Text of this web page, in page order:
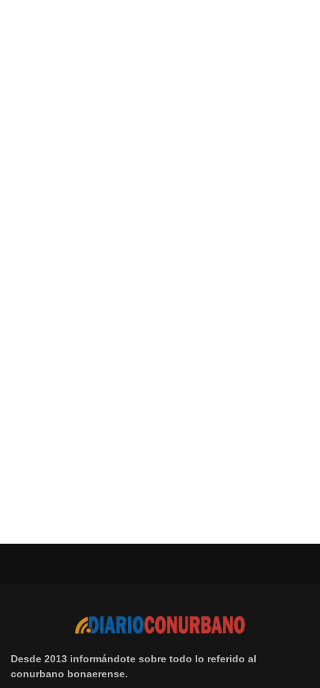
Desde 2013 informándote sobre todo lo referido al
conurbano bonaerense.